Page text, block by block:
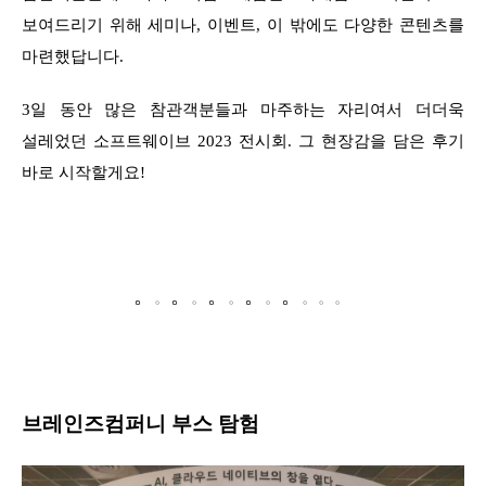
보여드리기 위해 세미나, 이벤트, 이 밖에도 다양한 콘텐츠를
마련했답니다.
3일 동안 많은 참관객분들과 마주하는 자리여서 더더욱
설레었던 소프트웨이브 2023 전시회. 그 현장감을 담은 후기
바로 시작할게요!
。 。 。 。 。 。 。 。 。 。 。 。
브레인즈컴퍼니 부스 탐험